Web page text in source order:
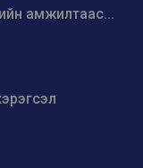
амжилтаас...